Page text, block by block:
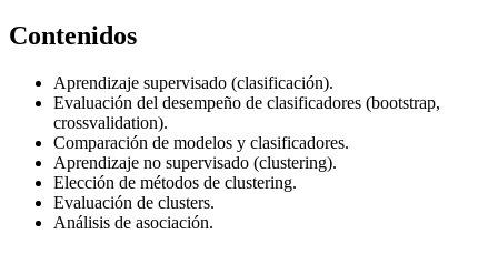
Contenidos
Aprendizaje supervisado (clasificación).
Evaluación del desempeño de clasificadores (bootstrap,
crossvalidation).
Comparación de modelos y clasificadores.
Aprendizaje no supervisado (clustering).
Elección de métodos de clustering.
Evaluación de clusters.
Análisis de asociación.